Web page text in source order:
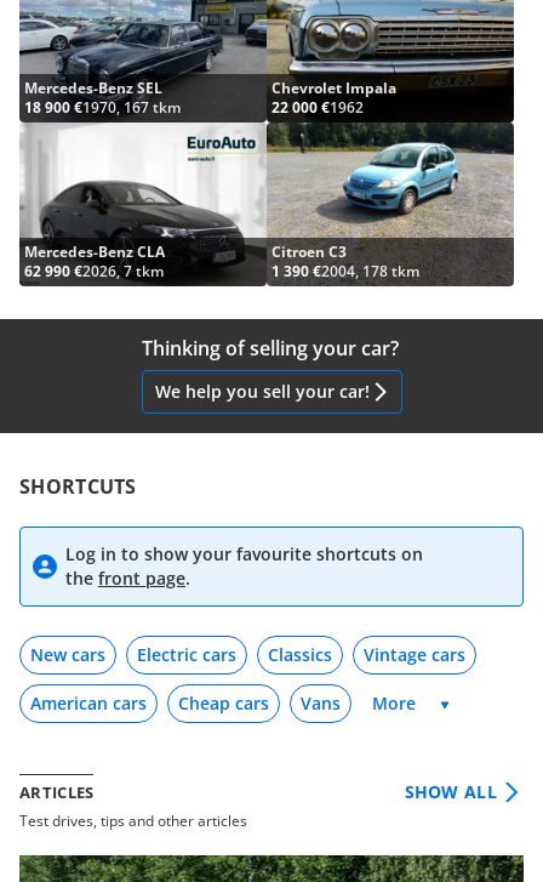
Mercedes-Benz SEL
18 900 €1970, 167 tkm
Chevrolet Impala
22 000 €1962
Mercedes-Benz CLA
62 990 €2026, 7 tkm
Citroen C3
1 390 €2004, 178 tkm
Thinking of selling your car?
We help you sell your car!
SHORTCUTS
Log in to show your favourite shortcuts on
the front page.
New cars Electric cars Classics Vintage cars
American cars Cheap cars Vans
ARTICLES SHOW ALL
Test drives, tips and other articles